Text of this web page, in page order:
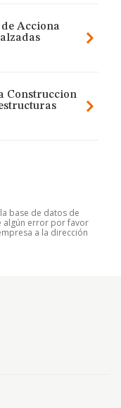
Acciona
Construccion
base de datos de
algún error por favor
a la dirección